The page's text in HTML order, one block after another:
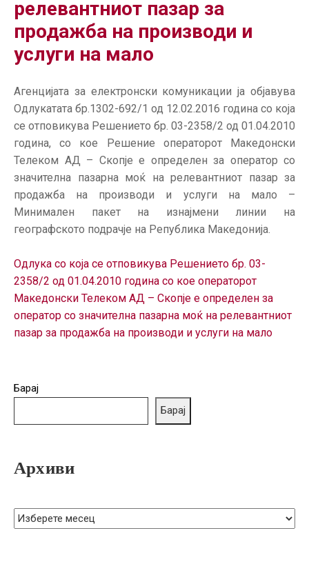
ГРИЖА
КОРИСНИЦИ
НАБАВКИ
релевантниот пазар за
продажба на производи и
услуги на мало
Агенцијата за електронски комуникации ја објавува
Одлукатата бр.1302-692/1 од 12.02.2016 година со која
се отповикува Решението бр. 03-2358/2 од 01.04.2010
година, со кое Решение операторот Македонски
Телеком АД – Скопје е определен за оператор со
значителна пазарна моќ на релевантниот пазар за
продажба на производи и услуги на мало –
Минимален пакет на изнајмени линии на
географското подрачје на Република Македонија.
Одлука со која се отповикува Решението бр. 03-
2358/2 од 01.04.2010 година со кое операторот
Македонски Телеком АД – Скопје е определен за
оператор со значителна пазарна моќ на релевантниот
пазар за продажба на производи и услуги на мало
Барај
Барај
Архиви